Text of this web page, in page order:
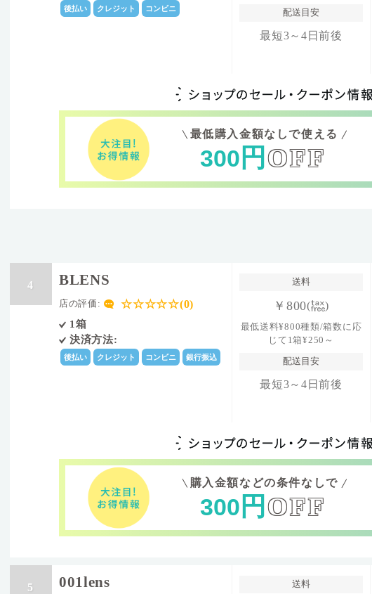
後払い クレジット コンビニ
最低購入金額なしで使える
300 円 OFF
配送目安
最短3～4日前後
4 BLENS
店の評価: ☆☆☆☆☆(0)
1箱
決済方法:
後払い クレジット コンビニ 銀行振込
購入金額などの条件なしで
300 円 OFF
送料
￥800( )
最低送料¥800種類/箱数に応
じて1箱¥250～
配送目安
最短3～4日前後
5 001lens 送料